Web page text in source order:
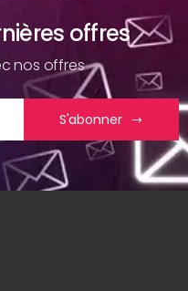
offres
nos offres
S'abonner